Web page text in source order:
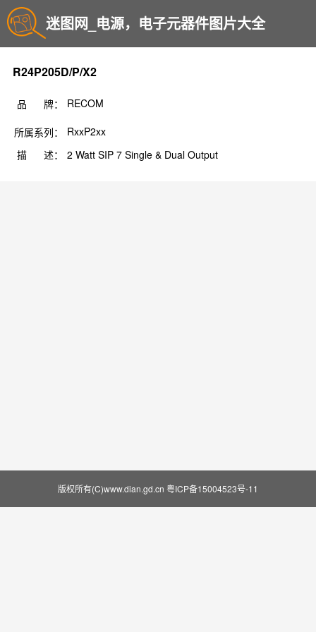
迷图网_电源，电子元器件图片大全
R24P205D/P/X2
品 牌： RECOM
所属系列：
RxxP2xx
描 述：
2 Watt SIP 7 Single & Dual Output
版权所有(C)www.dian.gd.cn 粤ICP备15004523号-11